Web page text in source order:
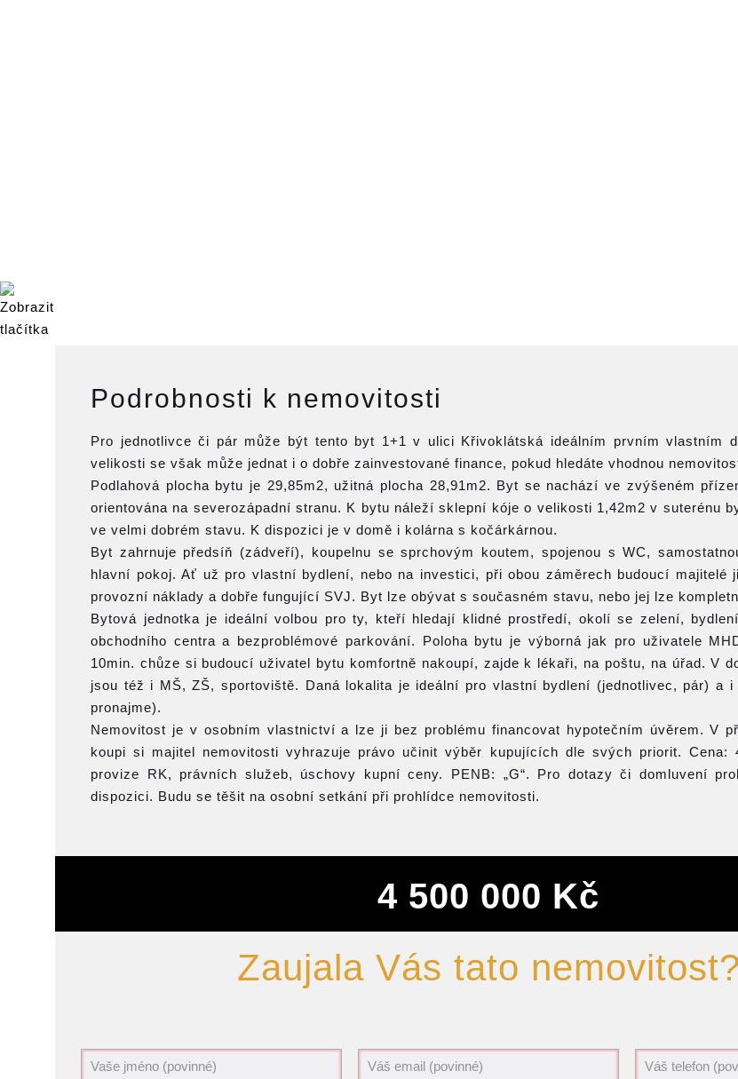
Podrobnosti k nemovitosti
Pro jednotlivce či pár může být tento byt 1+1 v ulici Křivoklátská ideálním prvním vlastním
velikosti se však může jednat i o dobře zainvestované finance, pokud hledáte vhodnou
Podlahová plocha bytu je 29,85m2, užitná plocha 28,91m2. Byt se nachází ve zvýšeném
orientována na severozápadní stranu. K bytu náleží sklepní kóje o velikosti 1,42m2 v suterénu
ve velmi dobrém stavu. K dispozici je v domě i kolárna s kočárkárnou.
Byt zahrnuje předsíň (zádveří), koupelnu se sprchovým koutem, spojenou s WC,
hlavní pokoj. Ať už pro vlastní bydlení, nebo na investici, při obou záměrech budoucí majitelé
provozní náklady a dobře fungující SVJ. Byt lze obývat s současném stavu, nebo jej lze
Bytová jednotka je ideální volbou pro ty, kteří hledají klidné prostředí, okolí se zelení,
obchodního centra a bezproblémové parkování. Poloha bytu je výborná jak pro uživatele
10min. chůze si budoucí uživatel bytu komfortně nakoupí, zajde k lékaři, na poštu, na úřad. V
jsou též i MŠ, ZŠ, sportoviště. Daná lokalita je ideální pro vlastní bydlení (jednotlivec, pár) a
pronajme).
Nemovitost je v osobním vlastnictví a lze ji bez problému financovat hypotečním úvěrem. V
koupi si majitel nemovitosti vyhrazuje právo učinit výběr kupujících dle svých priorit. Cena:
provize RK, právních služeb, úschovy kupní ceny. PENB: „G“. Pro dotazy či domluvení
dispozici. Budu se těšit na osobní setkání při prohlídce nemovitosti.
4 500 000 Kč
Zaujala Vás tato nemovitost?